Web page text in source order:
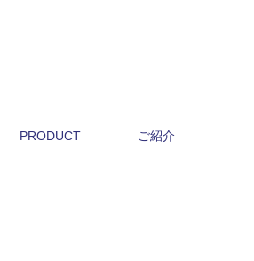
PRODUCT ご紹介